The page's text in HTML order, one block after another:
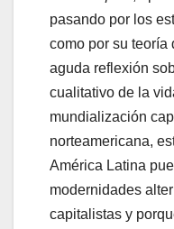
pasando por los
como por su teoría
aguda reflexión
cualitativo de la
mundialización
norteamericana,
América Latina
modernidades
capitalistas y